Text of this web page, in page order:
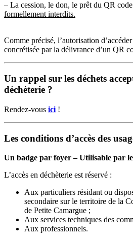
– La cession, le don, le prêt du QR code
formellement interdits.
Comme précisé, l’autorisation
concrétisée par la délivrance d’un QR
Un rappel sur les déchets
déchèterie ?
Rendez-vous ici !
Les conditions d’accès des
Un badge par foyer – Utilisable par
L’accès en déchèterie est réservé :
Aux particuliers résidant ou
secondaire sur le territoire de la
de Petite Camargue ;
Aux services techniques des
Aux professionnels.